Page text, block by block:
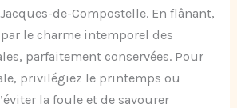
de-Compostelle. En flânant,
le charme intemporel des
parfaitement conservées. Pour
privilégiez le printemps ou
la foule et de savourer